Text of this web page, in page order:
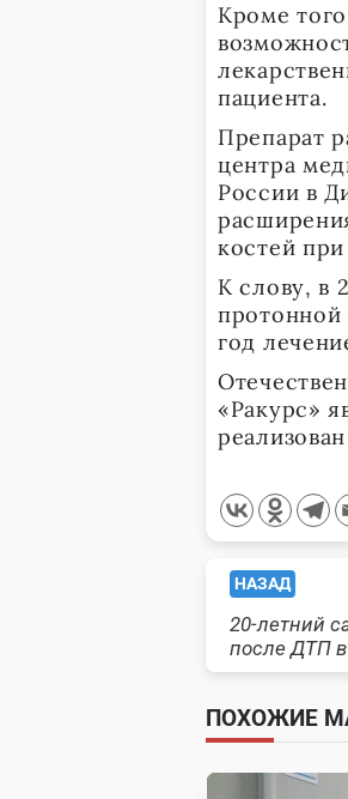
Кроме
пациента.
Препарат
центра
России в
костей
К слову, в
протонной
год
«Ракурс»
<span
screen-
НАЗАД
20-летний
после ДТП
ПОХОЖИЕ